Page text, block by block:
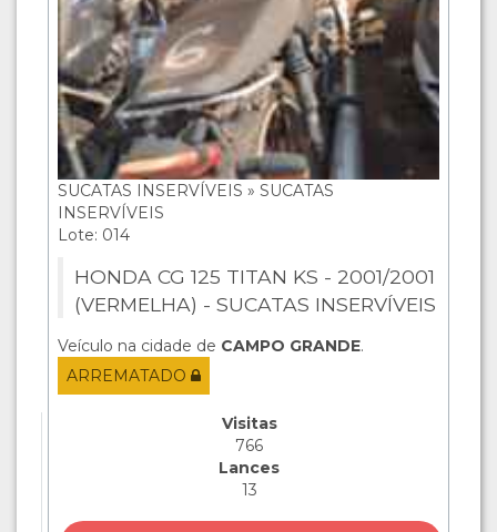
SUCATAS INSERVÍVEIS » SUCATAS
INSERVÍVEIS
Lote: 014
HONDA CG 125 TITAN KS - 2001/2001
(VERMELHA) - SUCATAS INSERVÍVEIS
Veículo na cidade de CAMPO GRANDE.
ARREMATADO
Visitas
766
Lances
13